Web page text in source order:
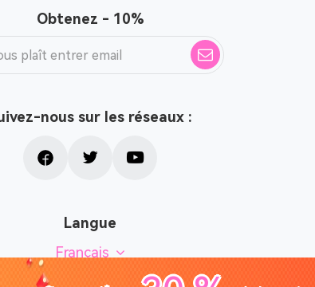
Obtenez - 10%
nous sur les réseaux :
Langue
Français